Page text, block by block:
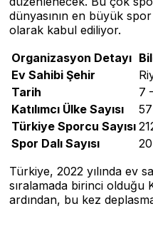
dünyasının en büyük
olarak kabul ediliyor.
Organizasyon Detayı
Ev Sahibi Şehir
Tarih
7
Katılımcı Ülke Sayısı
Türkiye Sporcu Sayısı
Spor Dalı Sayısı
Türkiye, 2022 yılında ev
sıralamada birinci olduğu
ardından, bu kez